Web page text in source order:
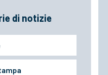
di notizie